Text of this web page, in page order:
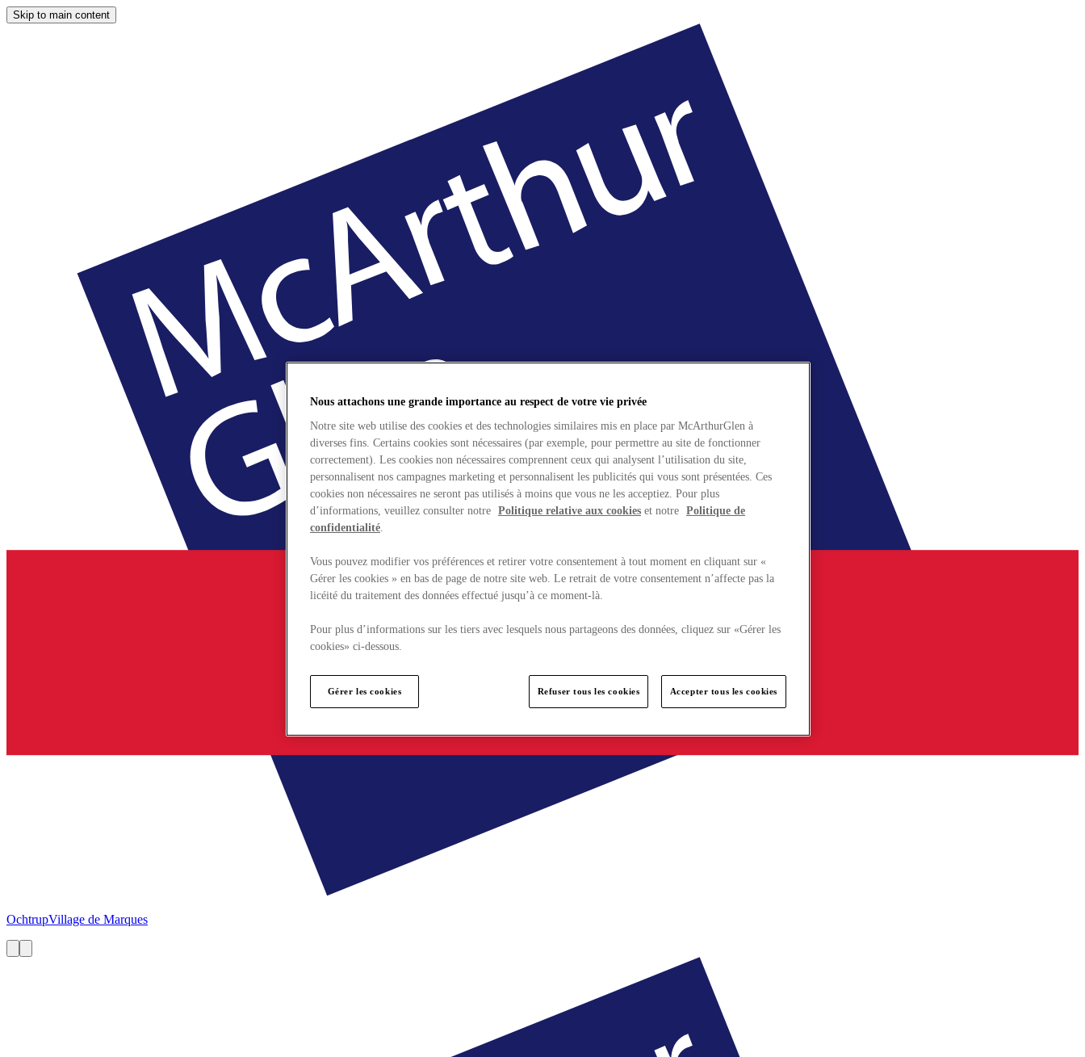
Skip to main content
OchtrupVillage de Marques
Nous attachons une grande importance au respect de votre vie privée
Notre site web utilise des cookies et des technologies similaires mis en place par McArthurGlen à
diverses fins. Certains cookies sont nécessaires (par exemple, pour permettre au site de fonctionner
correctement). Les cookies non nécessaires comprennent ceux qui analysent l’utilisation du site,
personnalisent nos campagnes marketing et personnalisent les publicités qui vous sont présentées. Ces
cookies non nécessaires ne seront pas utilisés à moins que vous ne les acceptiez. Pour plus
d’informations, veuillez consulter notre Politique relative aux cookies et notre Politique de
confidentialité.
Vous pouvez modifier vos préférences et retirer votre consentement à tout moment en cliquant sur «
Gérer les cookies » en bas de page de notre site web. Le retrait de votre consentement n’affecte pas la
licéité du traitement des données effectué jusqu’à ce moment-là.
Pour plus d’informations sur les tiers avec lesquels nous partageons des données, cliquez sur «Gérer les
cookies» ci-dessous.
Gérer les cookies Refuser tous les cookies Accepter tous les cookies